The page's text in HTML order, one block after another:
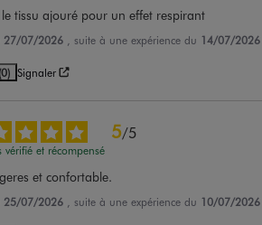
le tissu ajouré pour un effet respirant
27/07/2026 , suite à une expérience du 14/07/2026
Signaler
5/5
vérifié et récompensé
et confortable.
25/07/2026 , suite à une expérience du 10/07/2026